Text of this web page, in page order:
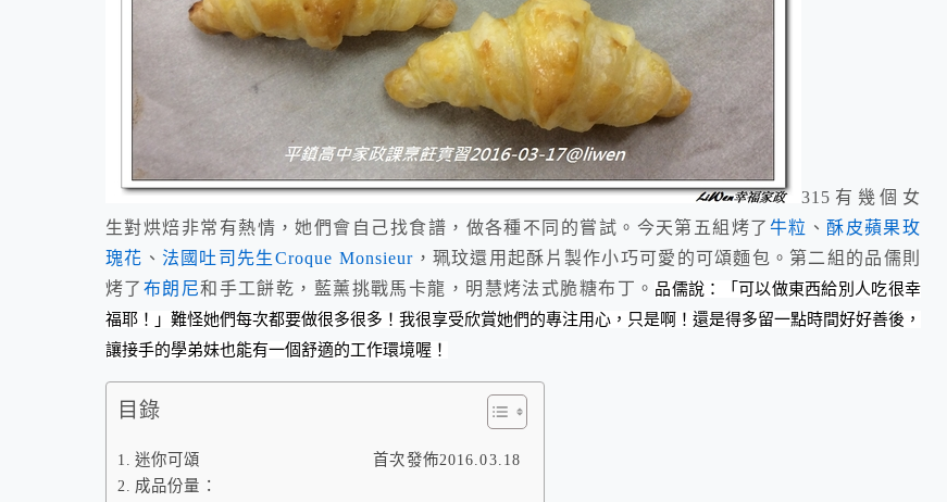
315有幾個女
生對烘焙非常有熱情，她們會自己找食譜，做各種不同的嘗試。今天第五組烤了 牛粒 、 酥皮蘋果玫
瑰花 、 法國吐司先生Croque Monsieur ，珮玟還用起酥片製作小巧可愛的可頌麵包。第二組的品儒則
烤了 布朗尼和手工餅乾，藍薰挑戰馬卡龍，明慧烤法式脆糖布丁。 品儒說：「可以做東西給別人吃很幸
福耶！」難怪她們每次都要做很多很多！我很享受欣賞她們的專注用心，只是啊！還是得多留一點時間好好善後，
讓接手的學弟妹也能有一個舒適的工作環境喔！
目錄
迷你可頌 首次發佈2016.03.18
成品份量：